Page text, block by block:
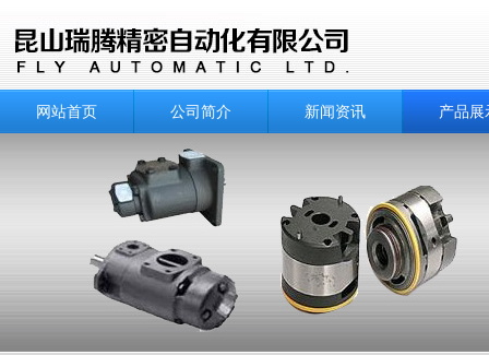
网站首页 公司简介 新闻资讯 产品展